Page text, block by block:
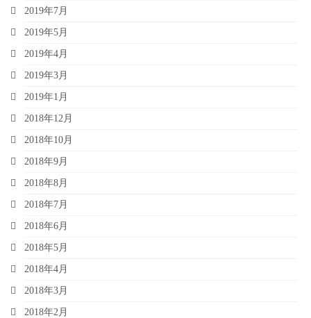
2019年7月
2019年5月
2019年4月
2019年3月
2019年1月
2018年12月
2018年10月
2018年9月
2018年8月
2018年7月
2018年6月
2018年5月
2018年4月
2018年3月
2018年2月